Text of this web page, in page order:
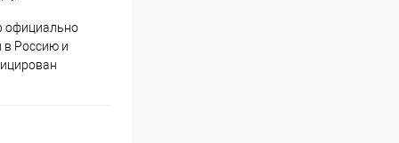
официально
в Россию и